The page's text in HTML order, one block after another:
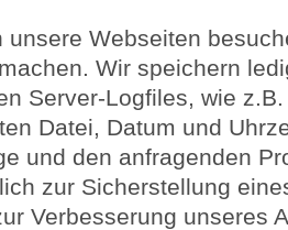
unsere Webseiten
Wir speichern
Server-Logfiles, wie
Datei, Datum und
und den anfragenden
zur Sicherstellung
Verbesserung unseres